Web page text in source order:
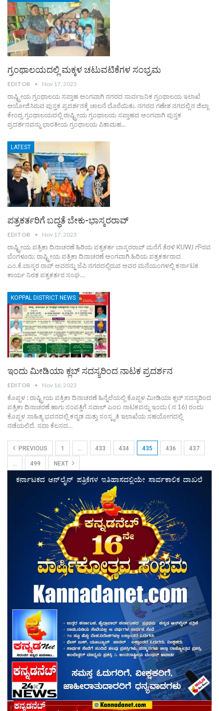
ಗ್ರಂಥಾಲಯದಲ್ಲಿ ಮಕ್ಕಳ ಚಟುವಟಿಕೆಗಳ ಸಂಭ್ರಮ
EDITOR Nov 17, 2023
ರಾಷ್ಟ್ರೀಯ ಗ್ರಂಥಾಲಯ ಸಪ್ತಾಹ ಅಂಗವಾಗಿ ನಗರದ ಸಾರ್ವಜನಿಕ ಗ್ರಂಥಾಲಯ ಇಲಾಖೆ
ಆಯೋಜಿಸಿರುವ ಪುಸ್ತಕ ಪ್ರದರ್ಶನಕ್ಕೆ ಚಾಲನೆ ದೊರೆಯಿತು. ನಗರದ ಗಣೇಶ ನಗದಲ್ಲಿನ ಜಿಲ್ಲಾ
ಕೇಂದ್ರ ಗ್ರಂಥಾಲಯದಲ್ಲಿ ರಾಷ್ಟ್ರೀಯ ಗ್ರಂಥಾಲಯ ಸಪ್ತಾಹದ ಅಂಗವಾಗಿ ಪುಸ್ತಕ
ಪ್ರದರ್ಶನವನ್ನು ಭಾರತೀಯ ಗ್ರಂಥಾಲಯ ಪಿತಾಮಹ…
LATEST
ಪತ್ರಕರ್ತರಿಗೆ ಬದ್ಧತೆ ಬೇಕು-ಭಾಸ್ಕರರಾವ್
EDITOR Nov 17, 2023
ರಾಷ್ಟ್ರೀಯ ಪತ್ರಿಕಾ ದಿನಾಚರಣೆ ಹಿರಿಯ ಪತ್ರಕರ್ತ ಬಾಸ್ಕರರಾವ್ ಮನೆಗೆ ತೆರಳಿ KUWJ ಗೌರವ
ಬೆಂಗಳೂರು: ರಾಷ್ಟ್ರೀಯ ಪತ್ರಿಕಾ ದಿನಾಚರಣೆ ಅಂಗವಾಗಿ ಹಿರಿಯ ಪತ್ರಕರ್ತರಾದ
ಎಂ.ಕೆ.ಬಾಸ್ಕರ ರಾವ್ ಅವರನ್ನು ಜೆಪಿ ನಗರದಲ್ಲಿರುವ ಅವರ ಮನೆಯಂಗಳಲ್ಲಿ ಕರ್ನಾಟಕ
ಕಾರ್ಯ ನಿರತ ಪತ್ರಕರ್ತರ ಸಂಘ…
KOPPAL DISTRICT NEWS
ಇಂದು ಮೀಡಿಯಾ ಕ್ಲಬ್ ಸದಸ್ಯರಿಂದ ನಾಟಕ ಪ್ರದರ್ಶನ
EDITOR Nov 16, 2023
ಕೊಪ್ಪಳ : ರಾಷ್ಟ್ರೀಯ ಪತ್ರಿಕಾ ದಿನಾಚರಣೆ ಹಿನ್ನೆಲೆಯಲ್ಲಿ ಕೊಪ್ಪಳ ಮೀಡಿಯಾ ಕ್ಲಬ್ ಸದಸ್ಯರಿಂದ
ಪತ್ರಿಕಾ ದಿನಾಚರಣೆ ಹಾಗು ಸಂಪತ್ತಿಗೆ ಸವಾಲ್ ಎಂಬ ನಾಟಕವನ್ನು ಇಂದು ( ನ 16) ರಂದು
ಕೊಪ್ಪಳ ಸಾಹಿತ್ಯ ಭವನದಲ್ಲಿ ಕನ್ನಡ ಮತ್ತು ಸಂಸ್ಕೃತಿ ಇಲಾಖೆಯ ಸಹಯೋಗದಲ್ಲಿ
ನಡೆಯಲಿದೆ. ಸದಾ ಕೆಲಸದ…
PREVIOUS 1 … 433 434 435 436 437
… 499 NEXT